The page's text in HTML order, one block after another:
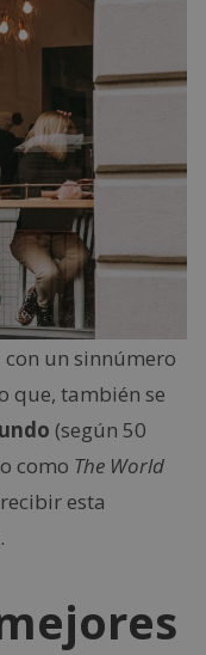
con un sinnúmero
que, también se
(según 50
como The World
esta